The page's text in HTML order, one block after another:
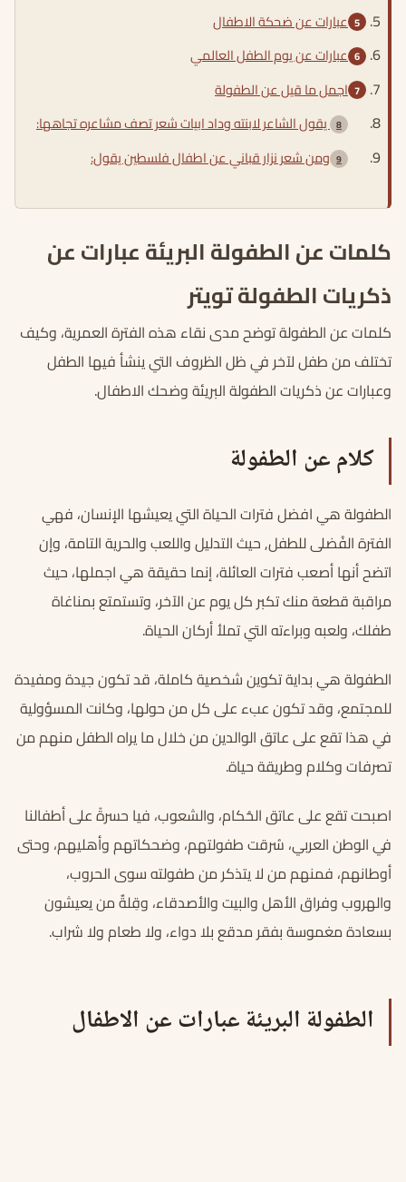
عبارات عن ضحكة الاطفال
عبارات عن يوم الطفل العالمي
اجمل ما قيل عن الطفولة
يقول الشاعر لابنته وداد ابيات شعر تصف مشاعره تجاهها:
ومن شعر نزار قباني عن اطفال فلسطين يقول:
كلمات عن الطفولة البريئةعبارات عن
ذكريات الطفولة تويتر
كلمات عن الطفولة توضح مدى نقاء هذه الفترة العمرية، وكيف
تختلف من طفل لآخر في ظل الظروف التي ينشأ فيها الطفل
وعبارات عن ذكريات الطفولة البريئة وضحك الاطفال.
كلام عن الطفولة
الطفولة هي افضل فترات الحياة التي يعيشها الإنسان، فهي
الفترة الفُضلى للطفل, حيث التدليل واللعب والحرية التامة، وإن
اتضح أنها أصعب فترات العائلة، إنما حقيقة هي اجملها، حيث
مراقبة قطعة منك تكبر كل يوم عن الآخر، وتستمتع بمناغاة
طفلك، ولعبه وبراءته التي تملأ أركان الحياة.
الطفولة هي بداية تكوين شخصية كاملة، قد تكون جيدة ومفيدة
للمجتمع، وقد تكون عبء على كل من حولها، وكانت المسؤولية
في هذا تقع على عاتق الوالدين من خلال ما يراه الطفل منهم من
تصرفات وكلام وطريقة حياة.
اصبحت تقع على عاتق الحُكام، والشعوب، فيا حسرةً على أطفالنا
في الوطن العربي، سُرقت طفولتهم، وضحكاتهم وأهليهم، وحتى
أوطانهم، فمنهم من لا يتذكر من طفولته سوى الحروب،
والهروب وفراق الأهل والبيت والأصدقاء، وقِلةٌ من يعيشون
بسعادة مغموسة بفقر مدقع بلا دواء، ولا طعام ولا شراب.
الطفولة البريئة عبارات عن الاطفال